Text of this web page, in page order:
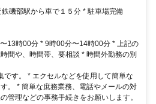
駅 近鉄磯部駅から車で１５分 * 駐車場完備
13時00分 * 9時00分〜14時00分 * 上記の
間や、時間帯、要相談 * 時間外勤務の別
です。 * エクセルなどを使用して簡単な
。 * 簡単な庶務業務、電話やメールの対
管理などの事務手続きをお願いします。